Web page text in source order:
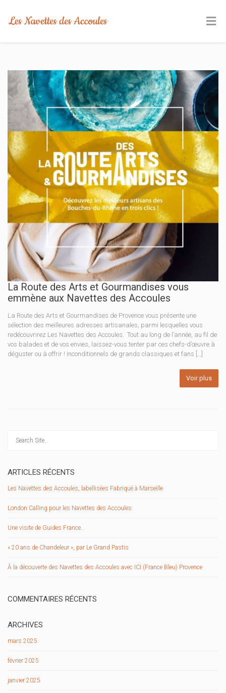
La Route des Arts et Gourmandises vous
emmène aux Navettes des Accoules
La Route des Arts et Gourmandises de Provence vous présente une
sélection des meilleures adresses artisanales, parmi lesquelles vous
redécouvrirez Les Navettes des Accoules. Tout au long de l’année, au fil de
vos balades et de vos envies, laissez-vous tenter par ces chefs-d’œuvre à
déguster ou à offrir ! Inconditionnels de grands classiques et fans […]
Voir plus
ARTICLES RÉCENTS
Les Navettes des Accoules, labellisées Fabriqué à Marseille
London Calling pour les Navettes des Accoules
Une visite de Guides France…
« 20 ans de Chandeleur », par Le Grand Pastis
À la découverte des Navettes des Accoules avec ICI (France Bleu) Provence
COMMENTAIRES RÉCENTS
ARCHIVES
mars 2025
février 2025
janvier 2025